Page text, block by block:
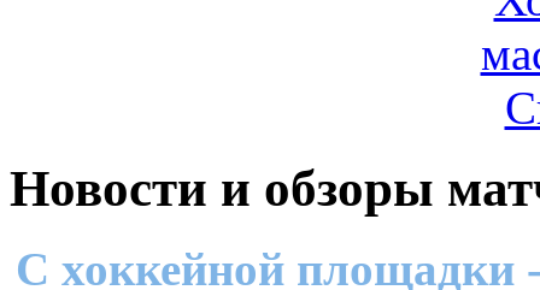
Новости и обзоры
C хоккейной площадки